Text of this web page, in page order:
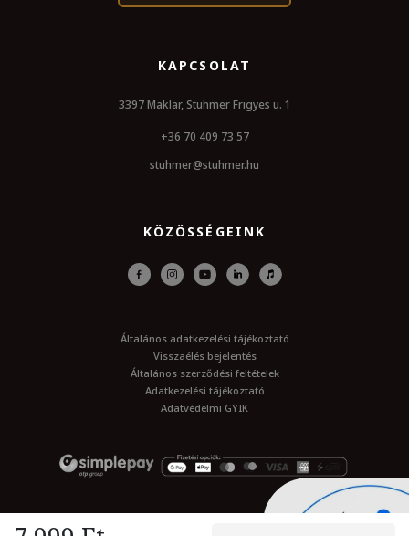
KAPCSOLAT
3397 Maklar, Stuhmer Frigyes u. 1
+36 70 409 73 57
stuhmer@stuhmer.hu
KÖZÖSSÉGEINK
Általános adatkezelési tájékoztató
Visszaélés bejelentés
Általános szerződési feltételek
Adatkezelési tájékoztató
Adatvédelmi GYIK